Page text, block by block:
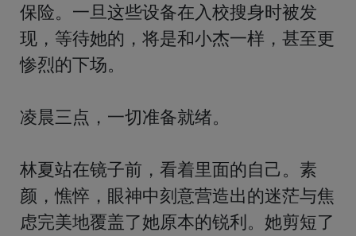
保险。一旦这些设备在入校搜身时被发
现，等待她的，将是和小杰一样，甚至更
惨烈的下场。
凌晨三点，一切准备就绪。
林夏站在镜子前，看着里面的自己。素
颜，憔悴，眼神中刻意营造出的迷茫与焦
虑完美地覆盖了她原本的锐利。她剪短了